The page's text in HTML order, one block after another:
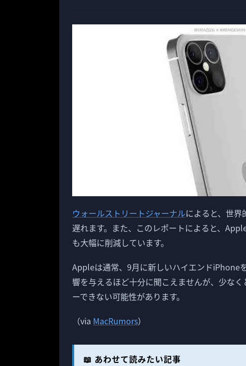
ウォールストリートジャーナルによると、世
遅れます。また、このレポートによると、
も大幅に削減しています。
Appleは通常、9月に新しいハイエンドiPhone
響を与えるほど十分に聞こえませんが、少な
ーできない可能性があります。
（via MacRumors）
📖 あわせて読みたい記事